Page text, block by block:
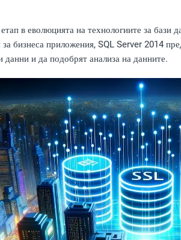
в еволюцията на технологиите за
бизнеса приложения, SQL Server 2014
и да подобрят анализа на данните.